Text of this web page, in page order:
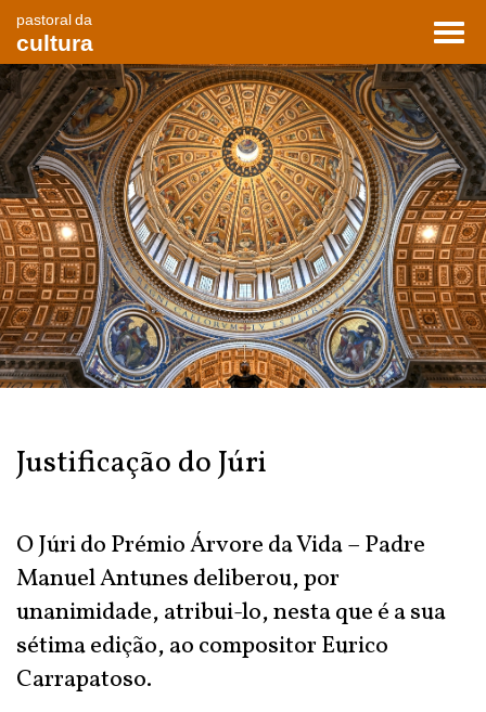
pastoral da
cultura
Justificação do Júri
O Júri do Prémio Árvore da Vida – Padre
Manuel Antunes deliberou, por
unanimidade, atribui-lo, nesta que é a sua
sétima edição, ao compositor Eurico
Carrapatoso.